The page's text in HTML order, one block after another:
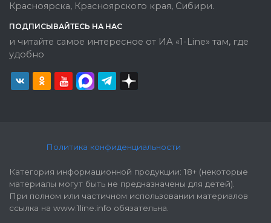
Красноярска, Красноярского края, Сибири.
ПОДПИСЫВАЙТЕСЬ НА НАС
и читайте самое интересное от ИА «1-Line» там, где
удобно
Политика конфиденциальности
Категория информационной продукции: 18+ (некоторые
материалы могут быть не предназначены для детей).
При полном или частичном использовании материалов
ссылка на www.1line.info обязательна.